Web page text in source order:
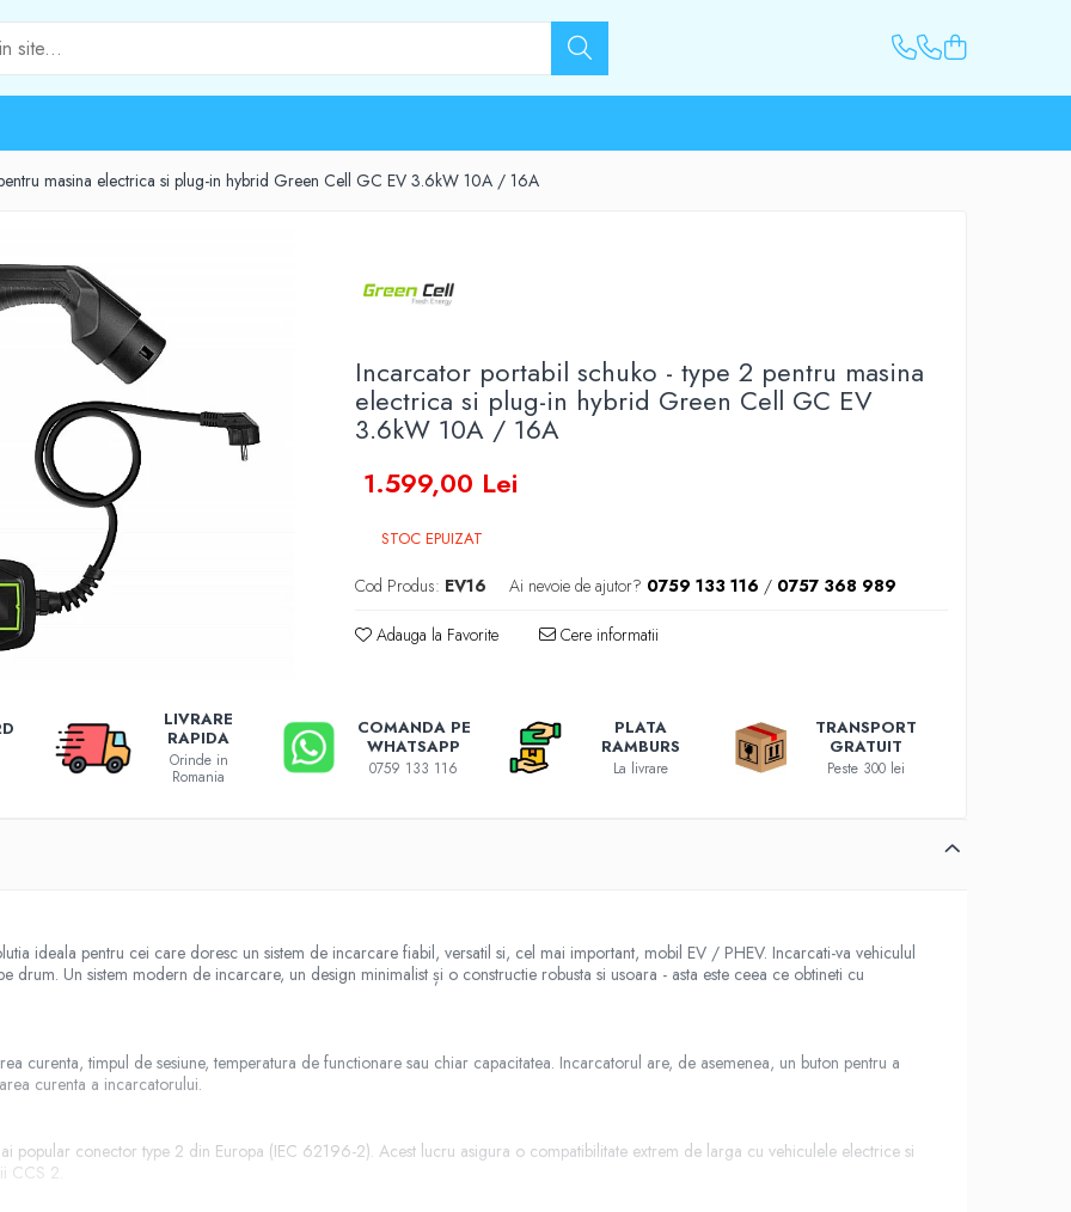
masina electrica si plug-in hybrid Green Cell GC EV 3.6kW 10A / 16A
Incarcator portabil schuko - type 2 pentru masina
electrica si plug-in hybrid Green Cell GC EV
3.6kW 10A / 16A
1.599,00 Lei
STOC EPUIZAT
Cod Produs: EV16 Ai nevoie de ajutor? 0759 133 116 / 0757 368 989
Adauga la Favorite Cere informatii
LIVRARE
RAPIDA
Orinde in
Romania
COMANDA PE
WHATSAPP
0759 133 116
PLATA
RAMBURS
La livrare
TRANSPORT
GRATUIT
Peste 300 lei
ideala pentru cei care doresc un sistem de incarcare fiabil, versatil si, cel mai important, mobil EV / PHEV. Incarcati-va vehiculul
Un sistem modern de incarcare, un design minimalist și o constructie robusta si usoara - asta este ceea ce obtineti cu
curenta, timpul de sesiune, temperatura de functionare sau chiar capacitatea. Incarcatorul are, de asemenea, un buton pentru a
curenta a incarcatorului.
popular conector type 2 din Europa (IEC 62196-2). Acest lucru asigura o compatibilitate extrem de larga cu vehiculele electrice si
CCS 2.